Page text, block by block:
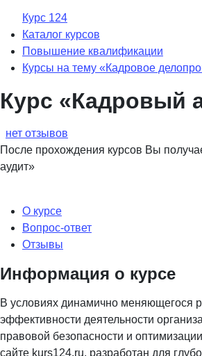
Курс 124
Каталог курсов
Повышение квалификации
Курсы на тему «Кадровое
Курс «Кадровый
нет отзывов
После прохождения курсов Вы
аудит»
О курсе
Вопрос-ответ
Отзывы
Информация о курсе
В условиях динамично меняющегося
эффективности деятельности
правовой безопасности и
сайте kurs124.ru, разработан для